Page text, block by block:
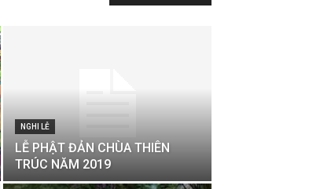
NGHI LỄ
LỄ PHẬT ĐẢN CHÙA THIÊN
TRÚC NĂM 2019